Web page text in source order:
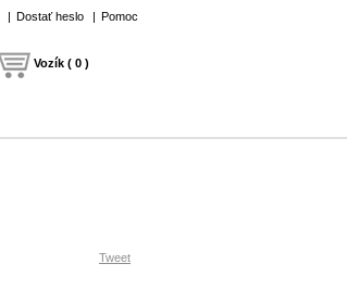
| Dostať heslo | Pomoc
Vozík ( 0 )
Tweet